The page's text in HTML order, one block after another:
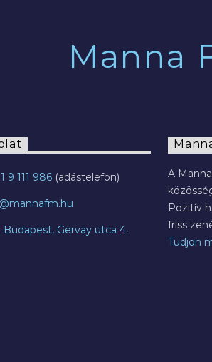
Manna
9 111 986
Budapest, Gervay utca 4.
A
Pozitív
friss
Tudjon